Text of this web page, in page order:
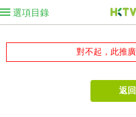
選項目錄
對不起，此推
返